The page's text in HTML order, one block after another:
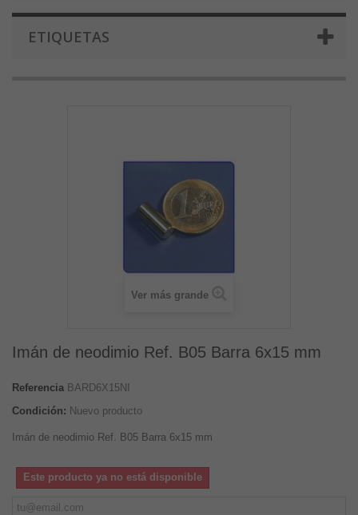
ETIQUETAS
Ver más grande
Imán de neodimio Ref. B05 Barra 6x15 mm
Referencia BARD6X15NI
Condición: Nuevo producto
Imán de neodimio Ref. B05 Barra 6x15 mm
Este producto ya no está disponible